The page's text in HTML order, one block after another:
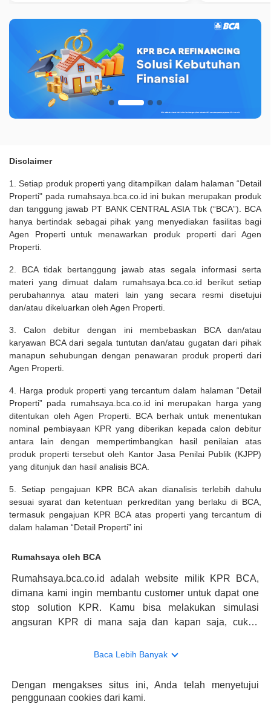
Disclaimer
1. Setiap produk properti yang ditampilkan dalam halaman “Detail
Properti" pada rumahsaya.bca.co.id ini bukan merupakan produk
dan tanggung jawab PT BANK CENTRAL ASIA Tbk (“BCA”). BCA
hanya bertindak sebagai pihak yang menyediakan fasilitas bagi
Agen Properti untuk menawarkan produk properti dari Agen
Properti.
2. BCA tidak bertanggung jawab atas segala informasi serta
materi yang dimuat dalam rumahsaya.bca.co.id berikut setiap
perubahannya atau materi lain yang secara resmi disetujui
dan/atau dikeluarkan oleh Agen Properti.
3. Calon debitur dengan ini membebaskan BCA dan/atau
karyawan BCA dari segala tuntutan dan/atau gugatan dari pihak
manapun sehubungan dengan penawaran produk properti dari
Agen Properti.
4. Harga produk properti yang tercantum dalam halaman “Detail
Properti” pada rumahsaya.bca.co.id ini merupakan harga yang
ditentukan oleh Agen Properti. BCA berhak untuk menentukan
nominal pembiayaan KPR yang diberikan kepada calon debitur
antara lain dengan mempertimbangkan hasil penilaian atas
produk properti tersebut oleh Kantor Jasa Penilai Publik (KJPP)
yang ditunjuk dan hasil analisis BCA.
5. Setiap pengajuan KPR BCA akan dianalisis terlebih dahulu
sesuai syarat dan ketentuan perkreditan yang berlaku di BCA,
termasuk pengajuan KPR BCA atas properti yang tercantum di
dalam halaman “Detail Properti” ini
Rumahsaya oleh BCA
Rumahsaya.bca.co.id adalah website milik KPR BCA,
dimana kami ingin membantu customer untuk dapat one
stop solution KPR. Kamu bisa melakukan simulasi
angsuran KPR di mana saja dan kapan saja, cukup
konsultasi mengenai KPR, maka ada layanan live chat
memberikan keuntungan yang berlipat, persyaratan
pengajuan KPR BCA juga sangat mudah, kamu bisa cek
Baca Lebih Banyak
Dengan mengakses situs ini, Anda telah menyetujui
penggunaan cookies dari kami.